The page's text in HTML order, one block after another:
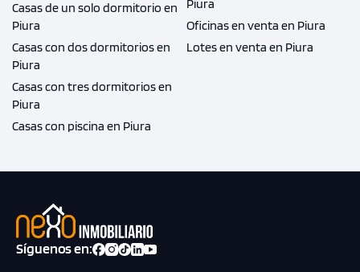
Casas de un solo dormitorio en
Piura
Casas con dos dormitorios en
Piura
Casas con tres dormitorios en
Piura
Casas con piscina en Piura
Piura
Oficinas en venta en Piura
Lotes en venta en Piura
Síguenos en: